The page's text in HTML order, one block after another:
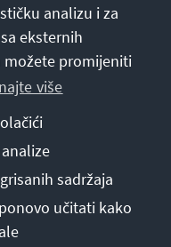
Barriere melden
e.V. 2026
analizu i za
eksternih
možete promijeniti
više
sadržaja
učitati kako